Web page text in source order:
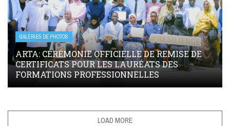
GALERIES DE PHOTOS
ARTA: CÉRÉMONIE OFFICIELLE DE REMISE DE
CERTIFICATS POUR LES LAURÉATS DES
FORMATIONS PROFESSIONNELLES
LOAD MORE